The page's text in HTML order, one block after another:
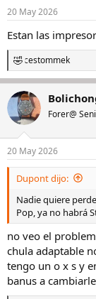
e
:
20 May 2026
Estan las
R
e
c
i
e
s
cestommek
Forer@
20 May 2026
Dupont dijo:
Nadie quiere
Pop, ya no habrá
no veo el
chula adaptable
tengo un o x s y
banus a